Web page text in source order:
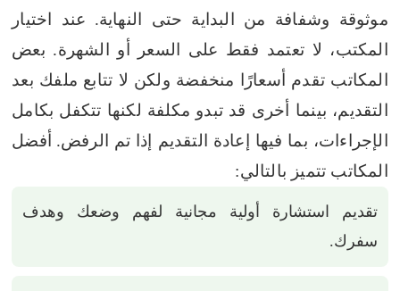
موثوقة وشفافة من البداية حتى النهاية. عند اختيار
المكتب، لا تعتمد فقط على السعر أو الشهرة. بعض
المكاتب تقدم أسعارًا منخفضة ولكن لا تتابع ملفك بعد
التقديم، بينما أخرى قد تبدو مكلفة لكنها تتكفل بكامل
الإجراءات، بما فيها إعادة التقديم إذا تم الرفض. أفضل
المكاتب تتميز بالتالي:
تقديم استشارة أولية مجانية لفهم وضعك وهدف
سفرك.